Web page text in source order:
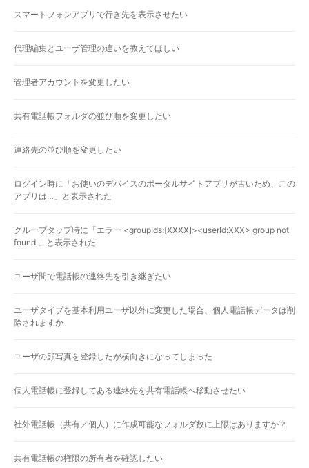
スマートフォンアプリで行き先を表示させたい
代理編集とユーザ管理の違いを教えてほしい
管理者アカウントを変更したい
共有電話帳フォルダの並び順を変更したい
連絡先の並び順を変更したい
ログイン時に「お使いのデバイスのポータルサイトアプリが古いため、この
アプリは…」と表示された
グループタップ時に「エラー <groupIds:[XXXX]><userId:XXX> group not
found.」と表示された
ユーザ間で電話帳の連絡先を引き継ぎたい
ユーザタイプを基本利用ユーザ以外に変更した場合、個人電話帳データは削
除されますか
ユーザの顔写真を登録したが横向きになってしまった
個人電話帳に登録してある連絡先を共有電話帳へ移動させたい
社外電話帳（共有／個人）に作成可能なフォルダ数に上限はありますか？
共有電話帳の権限の所有者を確認したい